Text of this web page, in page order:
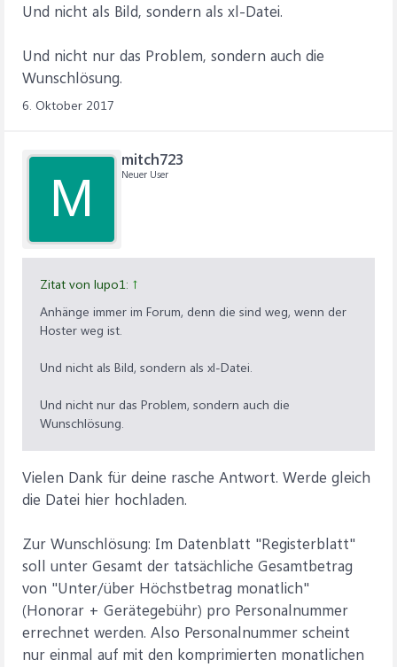
Und nicht als Bild, sondern als xl-Datei.
Und nicht nur das Problem, sondern auch die
Wunschlösung.
6. Oktober 2017
M
mitch723
Neuer User
Zitat von lupo1: ↑
Anhänge immer im Forum, denn die sind weg, wenn der
Hoster weg ist.
Und nicht als Bild, sondern als xl-Datei.
Und nicht nur das Problem, sondern auch die
Wunschlösung.
Vielen Dank für deine rasche Antwort. Werde gleich
die Datei hier hochladen.
Zur Wunschlösung: Im Datenblatt "Registerblatt"
soll unter Gesamt der tatsächliche Gesamtbetrag
von "Unter/über Höchstbetrag monatlich"
(Honorar + Gerätegebühr) pro Personalnummer
errechnet werden. Also Personalnummer scheint
nur einmal auf mit den komprimierten monatlichen